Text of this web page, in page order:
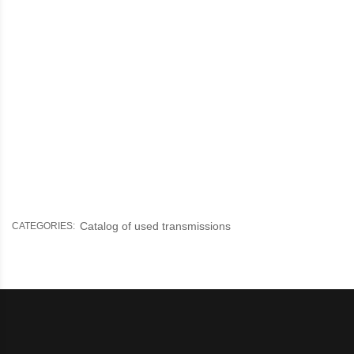
CATEGORIES: Catalog of used transmissions